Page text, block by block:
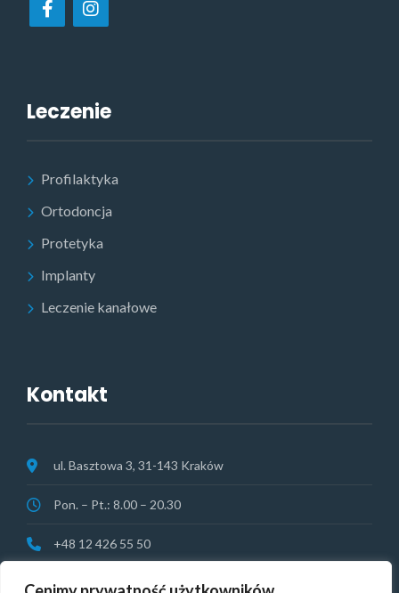
Leczenie
Profilaktyka
Ortodoncja
Protetyka
Implanty
Leczenie kanałowe
Kontakt
ul. Basztowa 3, 31-143 Kraków
Pon. – Pt.: 8.00 – 20.30
+48 12 426 55 50
rejestracja@vitamedical.pl